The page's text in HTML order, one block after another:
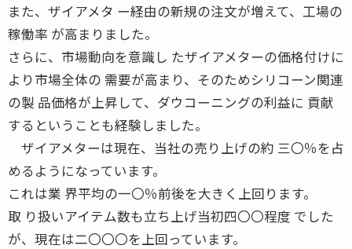
また、ザイアメタ ー経由の新規の注文が増えて、工場の
稼働率 が高まりました。
さらに、市場動向を意識し たザイアメターの価格付けに
より市場全体の 需要が高まり、そのためシリコーン関連
の製 品価格が上昇して、ダウコーニングの利益に 貢献
するということも経験しました。
ザイアメターは現在、当社の売り上げの約 三〇％を占
めるようになっています。
これは業 界平均の一〇％前後を大きく上回ります。
取 り扱いアイテム数も立ち上げ当初四〇〇程度 でした
が、現在は二〇〇〇を上回っています。